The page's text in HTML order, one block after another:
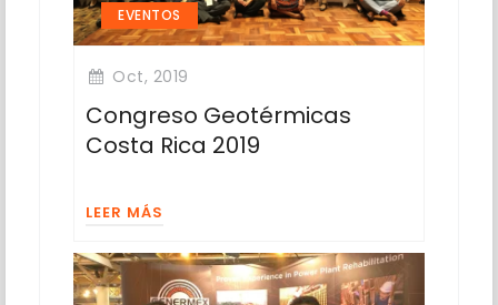
EVENTOS
Oct, 2019
Congreso Geotérmicas
Costa Rica 2019
LEER MÁS